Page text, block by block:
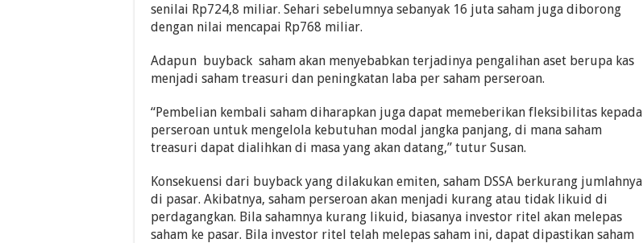
senilai Rp724,8 miliar. Sehari sebelumnya sebanyak 16 juta saham juga diborong
dengan nilai mencapai Rp768 miliar.
Adapun buyback saham akan menyebabkan terjadinya pengalihan aset berupa kas
menjadi saham treasuri dan peningkatan laba per saham perseroan.
“Pembelian kembali saham diharapkan juga dapat memeberikan fleksibilitas kepada
perseroan untuk mengelola kebutuhan modal jangka panjang, di mana saham
treasuri dapat dialihkan di masa yang akan datang,” tutur Susan.
Konsekuensi dari buyback yang dilakukan emiten, saham DSSA berkurang jumlahnya
di pasar. Akibatnya, saham perseroan akan menjadi kurang atau tidak likuid di
perdagangkan. Bila sahamnya kurang likuid, biasanya investor ritel akan melepas
saham ke pasar. Bila investor ritel telah melepas saham ini, dapat dipastikan saham